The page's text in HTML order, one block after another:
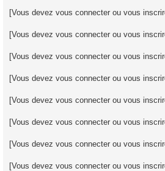
[Vous devez vous connecter ou vous
[Vous devez vous connecter ou vous
[Vous devez vous connecter ou vous
[Vous devez vous connecter ou vous
[Vous devez vous connecter ou vous
[Vous devez vous connecter ou vous
[Vous devez vous connecter ou vous
[Vous devez vous connecter ou vous